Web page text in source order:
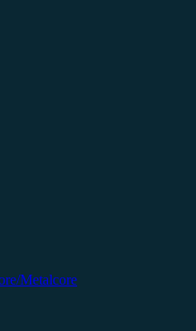
Metalcore